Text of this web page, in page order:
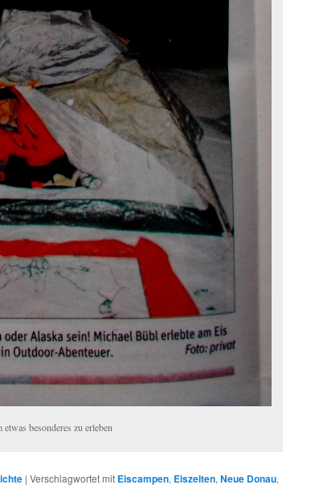
besonderes zu erleben
| Verschlagwortet mit Eiscampen, Eiszelten,Neue Donau,